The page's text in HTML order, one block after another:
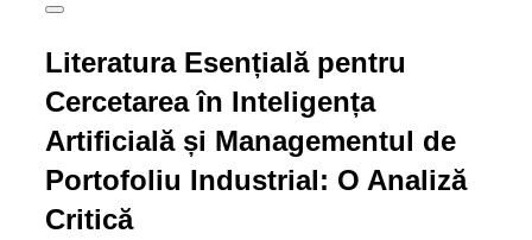
Comută
bara
laterală
și
la
Literatura Esențială pentru
Cercetarea în Inteligența
Artificială și Managementul de
Portofoliu Industrial: O Analiză
Critică